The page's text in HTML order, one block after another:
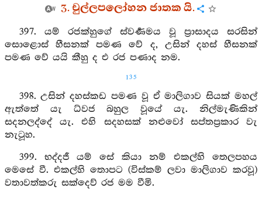
3. චුල්ලපලෝහන ජාතක යි.
397. යම් රජක්හුගේ ස්වර්‍ණමය වූ ප්‍රාසාදය සරසින්
සොළොස් හීසනක් පමණ වේ ද, උසින් දහස් හීසනක්
පමණ වේ යයි කීහු ද එ රජ පණාද නම.
135
398. උසින් දහස්කඩ පමණ වූ ඒ මාලිගාව සියක් මහල්
ඇත්තේ යැ ධ්වජ බහුල වූයේ යැ. නිල්මැණිකින්
සදනලද්දේ යැ. එහි සදහසක් නළුවෝ සප්තප්‍රකාර වැ
නැටූහ.
399. භද්දජී යම් සේ කියා නම් එකල්හි තෙලපහය
මෙසේ වී. එකල්හි තොපට (විස්කම් ලවා මාලිගාව කරවූ)
වතාවත්කරු සක්දෙව් රජ මම වීමි.